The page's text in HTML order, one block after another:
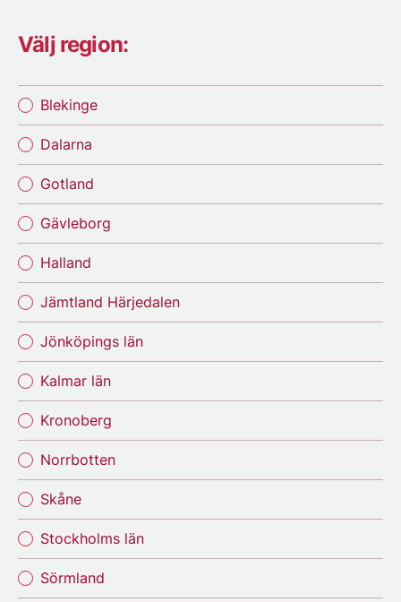
Välj region:
Blekinge
Dalarna
Gotland
Gävleborg
Halland
Jämtland Härjedalen
Jönköpings län
Kalmar län
Kronoberg
Norrbotten
Skåne
Stockholms län
Sörmland